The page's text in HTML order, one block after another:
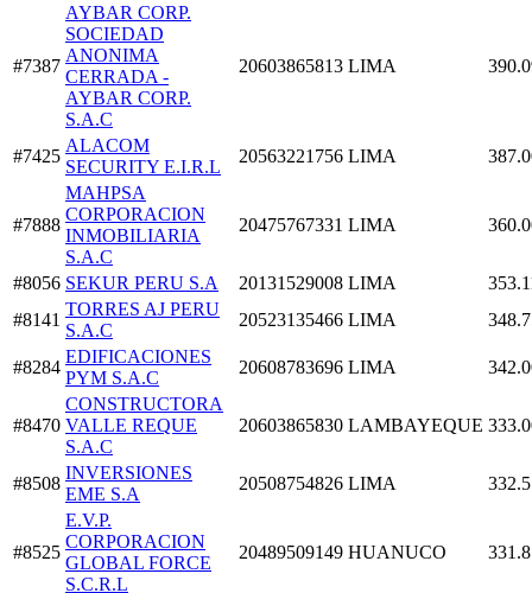
#7387
AYBAR CORP.
SOCIEDAD
ANONIMA
CERRADA -
AYBAR CORP.
S.A.C
20603865813 LIMA
#7425
ALACOM
SECURITY E.I.R.L
20563221756 LIMA
#7888
MAHPSA
CORPORACION
INMOBILIARIA
S.A.C
20475767331 LIMA
#8056 SEKUR PERU S.A 20131529008 LIMA
#8141
TORRES AJ PERU
S.A.C
20523135466 LIMA
#8284
EDIFICACIONES
PYM S.A.C
20608783696 LIMA
#8470
CONSTRUCTORA
VALLE REQUE
S.A.C
20603865830 LAMBAYEQUE
#8508
INVERSIONES
EME S.A
20508754826 LIMA
#8525
E.V.P.
CORPORACION
GLOBAL FORCE
S.C.R.L
20489509149 HUANUCO